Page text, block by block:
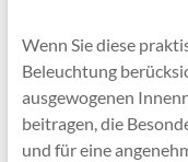
Wenn Sie diese
Beleuchtung
ausgewogenen
beitragen, die
und für eine